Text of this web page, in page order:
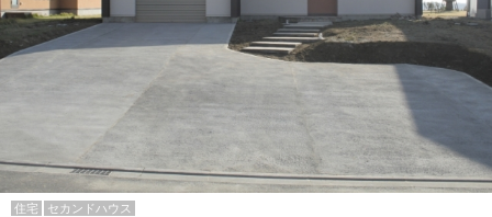
住宅 セカンドハウス